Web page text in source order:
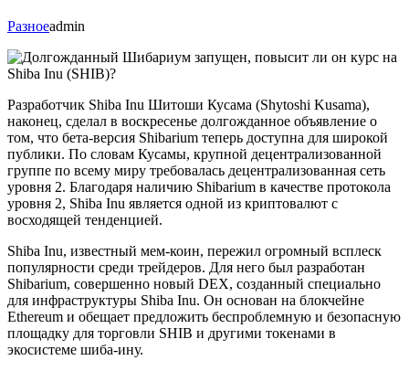
Разноеadmin
Разработчик Shiba Inu Шитоши Кусама (Shytoshi Kusama),
наконец, сделал в воскресенье долгожданное объявление о
том, что бета-версия Shibarium теперь доступна для широкой
публики. По словам Кусамы, крупной децентрализованной
группе по всему миру требовалась децентрализованная сеть
уровня 2. Благодаря наличию Shibarium в качестве протокола
уровня 2, Shiba Inu является одной из криптовалют с
восходящей тенденцией.
Shiba Inu, известный мем-коин, пережил огромный всплеск
популярности среди трейдеров. Для него был разработан
Shibarium, совершенно новый DEX, созданный специально
для инфраструктуры Shiba Inu. Он основан на блокчейне
Ethereum и обещает предложить беспроблемную и безопасную
площадку для торговли SHIB и другими токенами в
экосистеме шиба-ину.